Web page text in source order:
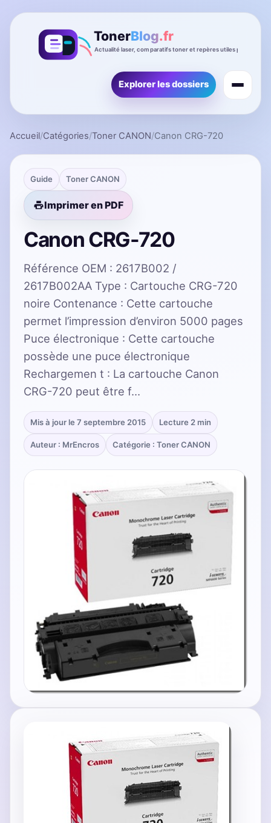
Explorer les dossiers
Accueil/Catégories/Toner CANON/Canon CRG-720
Guide Toner CANON
Imprimer en PDF
Canon CRG-720
Référence OEM : 2617B002 /
2617B002AA Type : Cartouche CRG-720
noire Contenance : Cette cartouche
permet l’impression d’environ 5000 pages
Puce électronique : Cette cartouche
possède une puce électronique
Rechargemen t : La cartouche Canon
CRG-720 peut être f…
Mis à jour le 7 septembre 2015 Lecture 2 min
Auteur : MrEncros Catégorie : Toner CANON